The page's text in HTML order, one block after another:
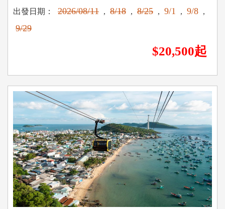
出發日期： 2026/08/11 , 8/18 , 8/25 , 9/1 , 9/8 ,
9/29
$20,500起